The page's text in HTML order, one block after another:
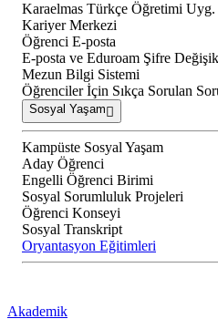
Karaelmas Türkçe Öğretimi
Kariyer Merkezi
Öğrenci E-posta
E-posta ve Eduroam Şifre
Mezun Bilgi Sistemi
Öğrenciler İçin Sıkça Sorulan
Sosyal Yaşam
Kampüste Sosyal Yaşam
Aday Öğrenci
Engelli Öğrenci Birimi
Sosyal Sorumluluk Projeleri
Öğrenci Konseyi
Sosyal Transkript
Oryantasyon Eğitimleri
Akademik